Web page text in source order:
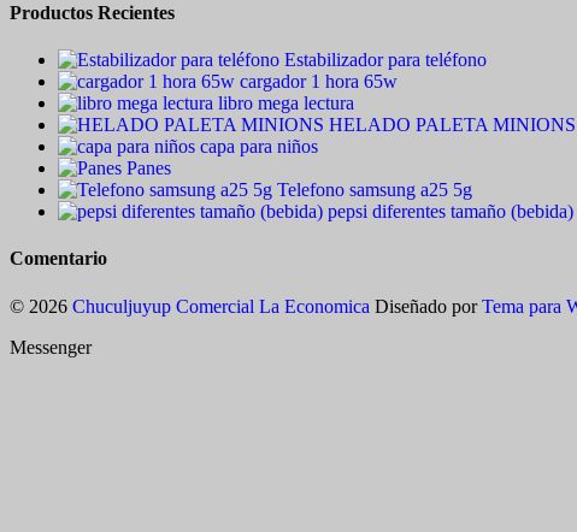
Productos Recientes
Estabilizador para teléfono
cargador 1 hora 65w
libro mega lectura
HELADO PALETA MINIONS
capa para niños
Panes
Telefono samsung a25 5g
pepsi diferentes tamaño (bebida)
Comentario
© 2026 Chuculjuyup Comercial La Economica Diseñado por Tema para
Messenger